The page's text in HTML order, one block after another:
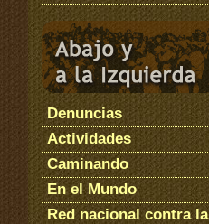
Denuncias
Actividades
Caminando
En el Mundo
Red nacional contra la